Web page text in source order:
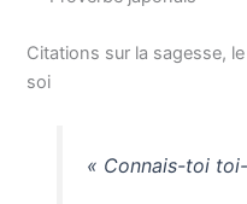
Citations sur la sagesse,
soi
« Connais-toi